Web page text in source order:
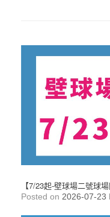
【7/23起-壁球場二號球場
Posted on 2026-07-23